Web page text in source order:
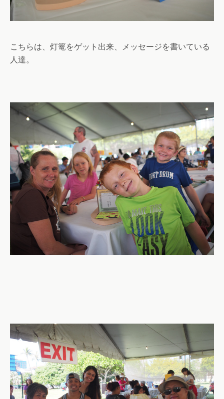
こちらは、灯篭をゲット出来、メッセージを書いている
人達。